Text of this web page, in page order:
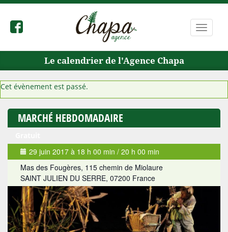
la
Le calendrier de l'Agence Chapa
Cet évènement est passé.
MARCHÉ HEBDOMADAIRE
29 juin 2017 à 18 h 00 min / 20 h 00 min
Mas des Fougères, 115 chemin de Miolaure
SAINT JULIEN DU SERRE, 07200 France